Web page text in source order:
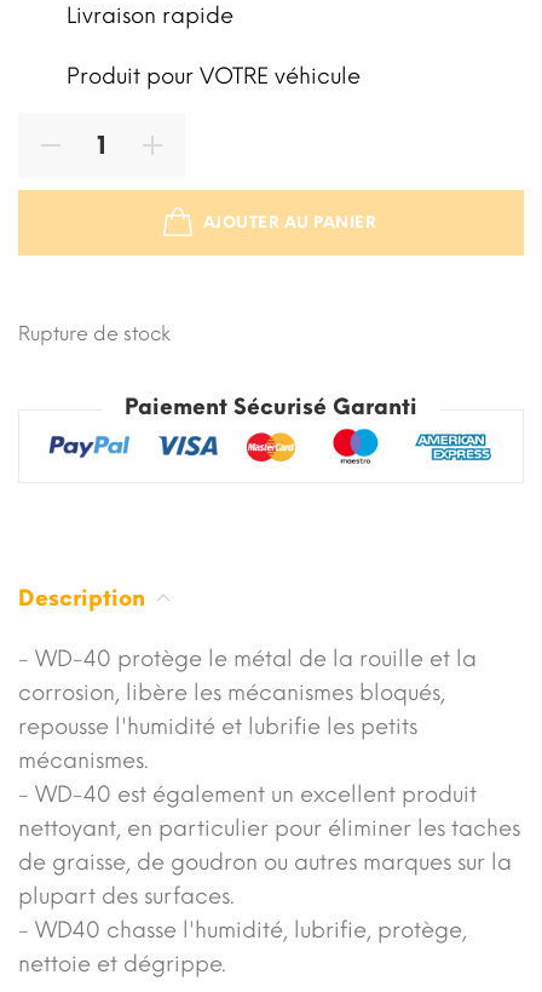
Livraison rapide
Produit pour VOTRE véhicule
AJOUTER AU PANIER
Rupture de stock
Paiement Sécurisé Garanti
Description
- WD-40 protège le métal de la rouille et la
corrosion, libère les mécanismes bloqués,
repousse l'humidité et lubrifie les petits
mécanismes.
- WD-40 est également un excellent produit
nettoyant, en particulier pour éliminer les taches
de graisse, de goudron ou autres marques sur la
plupart des surfaces.
- WD40 chasse l'humidité, lubrifie, protège,
nettoie et dégrippe.